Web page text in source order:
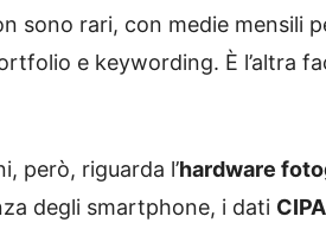
sono rari, con medie mensili
e keywording. È l’altra
però, riguarda l’hardware
degli smartphone, i dati CIPA